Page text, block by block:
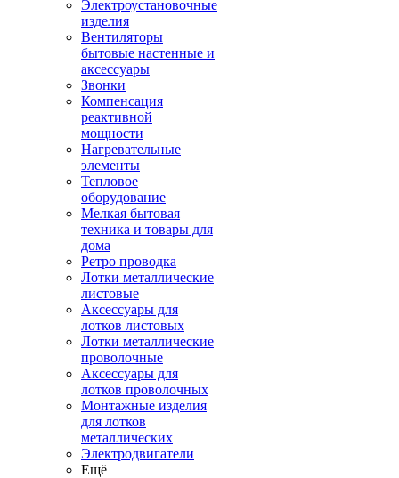
Электроустановочные
изделия
Вентиляторы
бытовые настенные и
аксессуары
Звонки
Компенсация
реактивной
мощности
Нагревательные
элементы
Тепловое
оборудование
Мелкая бытовая
техника и товары для
дома
Ретро проводка
Лотки металлические
листовые
Аксессуары для
лотков листовых
Лотки металлические
проволочные
Аксессуары для
лотков проволочных
Монтажные изделия
для лотков
металлических
Электродвигатели
Ещё